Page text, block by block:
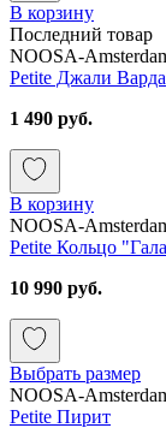
В корзину
Последний товар
NOOSA-
Petite Джали Варда
1 490 руб.
В корзину
NOOSA-
Petite Кольцо
10 990 руб.
Выбрать размер
NOOSA-
Petite Пирит